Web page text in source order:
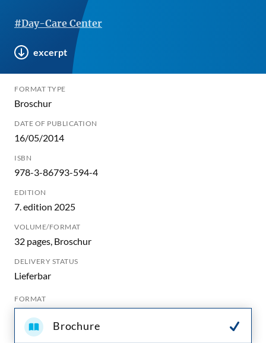
#Day-Care Center
excerpt
FORMAT TYPE
Broschur
DATE OF PUBLICATION
16/05/2014
ISBN
978-3-86793-594-4
EDITION
7. edition 2025
VOLUME/FORMAT
32 pages, Broschur
DELIVERY STATUS
Lieferbar
FORMAT
Brochure